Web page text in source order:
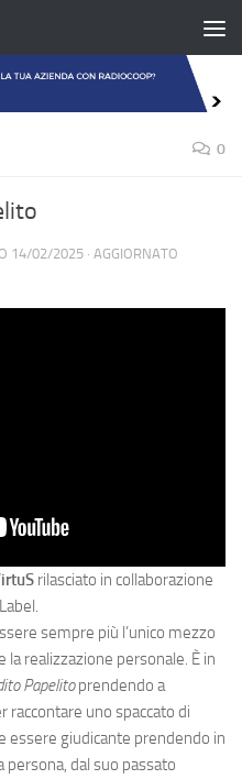
0
14/02/2025 · AGGIORNATO
rilasciato in collaborazione
sempre più l’unico mezzo
realizzazione personale. È in
Papelitoprendendo a
raccontare uno spaccato di
essere giudicante prendendo in
persona, dal suo passato